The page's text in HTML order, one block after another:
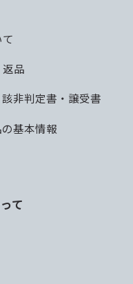
品
非判定書・譲受書
基本情報
て